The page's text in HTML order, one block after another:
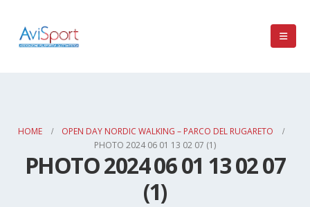
HOME
OPEN DAY NORDIC WALKING – PARCO DEL RUGARETO
PHOTO 2024 06 01 13 02 07 (1)
PHOTO 2024 06 01 13 02 07
(1)